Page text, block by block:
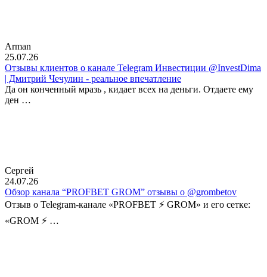
Arman
25.07.26
Отзывы клиентов о канале Telegram Инвестиции @InvestDima
| Дмитрий Чечулин - реальное впечатление
Да он конченный мразь , кидает всех на деньги. Отдаете ему
ден …
Сергей
24.07.26
Обзор канала “PROFBET GROM” отзывы о @grombetov
Отзыв о Telegram-канале «PROFBET ⚡️ GROM» и его сетке:
«GROM ⚡️ …